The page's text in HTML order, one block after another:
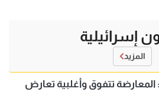
إسرائيلية
المزيد
تتفوق وأغلبية تعارض